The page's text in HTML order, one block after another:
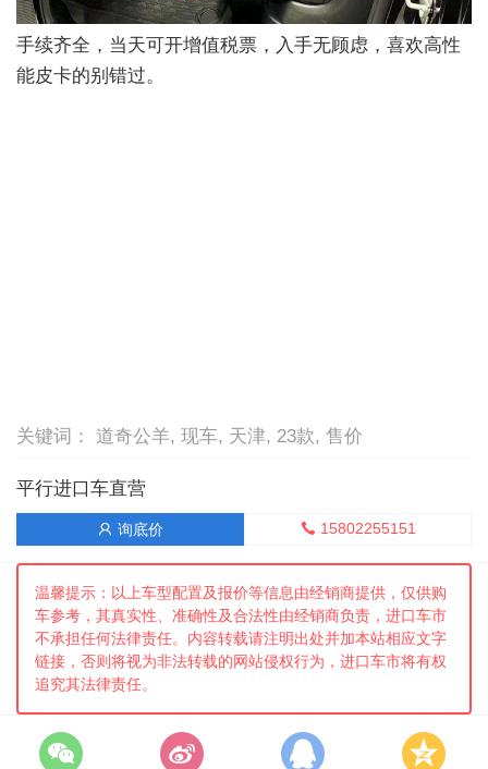
手续齐全，当天可开增值税票，入手无顾虑，喜欢高性
能皮卡的别错过。
关键词： 道奇公羊, 现车, 天津, 23款, 售价
平行进口车直营
 询底价  15802255151
温馨提示：以上车型配置及报价等信息由经销商提供，仅供购
车参考，其真实性、准确性及合法性由经销商负责，进口车市
不承担任何法律责任。内容转载请注明出处并加本站相应文字
链接，否则将视为非法转载的网站侵权行为，进口车市将有权
追究其法律责任。